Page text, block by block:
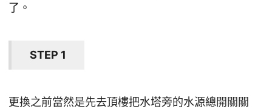
了。
STEP 1
更換之前當然是先去頂樓把水塔旁的水源總開關關